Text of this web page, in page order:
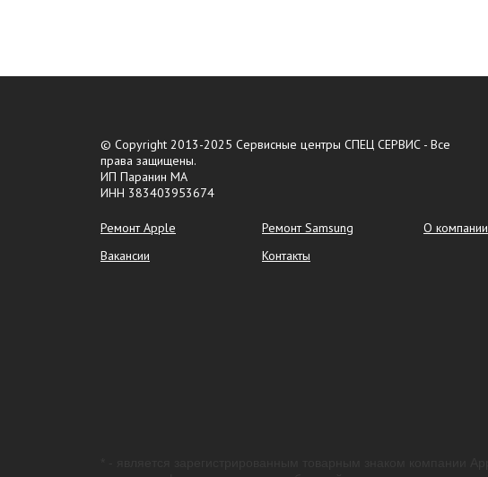
© Copyright 2013-2025 Сервисные центры СПЕЦ СЕРВИС - Все
права защищены.
ИП Паранин МА
ИНН 383403953674
Ремонт Apple Ремонт Samsung
О компании
Вакансии
Контакты